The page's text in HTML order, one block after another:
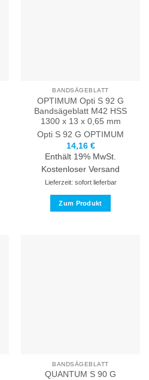
BANDSÄGEBLATT
OPTIMUM Opti S 92 G
Bandsägeblatt M42 HSS
1300 x 13 x 0,65 mm
Opti S 92 G OPTIMUM
14,16 €
Enthält 19% MwSt.
Kostenloser Versand
Lieferzeit: sofort lieferbar
Zum Produkt
gewählt
BANDSÄGEBLATT
QUANTUM S 90 G